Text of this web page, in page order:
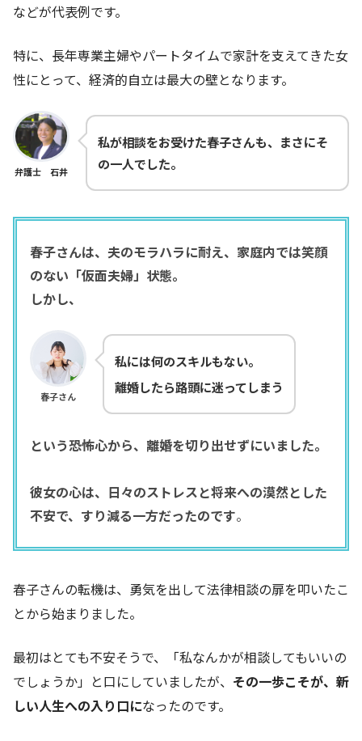
などが代表例です。
特に、長年専業主婦やパートタイムで家計を支えてきた女
性にとって、経済的自立は最大の壁となります。
弁護士 石井
私が相談をお受けた春子さんも、まさにそ
の一人でした。
春子さんは、夫のモラハラに耐え、家庭内では笑顔
のない「仮面夫婦」状態。
しかし、
春子さん
私には何のスキルもない。
離婚したら路頭に迷ってしまう
という恐怖心から、離婚を切り出せずにいました。
彼女の心は、日々のストレスと将来への漠然とした
不安で、すり減る一方だったのです。
春子さんの転機は、勇気を出して法律相談の扉を叩いたこ
とから始まりました。
最初はとても不安そうで、「私なんかが相談してもいいの
でしょうか」と口にしていましたが、 その一歩こそが、新
しい人生への入り口になったのです。